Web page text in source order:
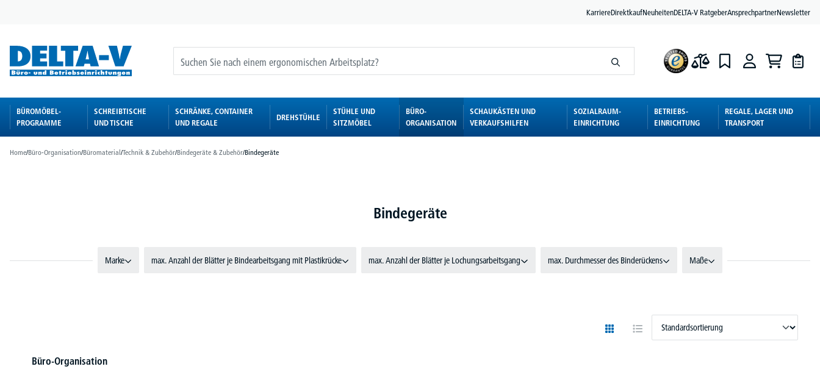
KarriereDirektkaufNeuheitenDELTA-V RatgeberAnsprechpartnerNewsletter
BÜROMÖBEL-
PROGRAMME
SCHREIBTISCHE
UND TISCHE
SCHRÄNKE, CONTAINER
UND REGALE
DREHSTÜHLE
STÜHLE UND
SITZMÖBEL
BÜRO-
ORGANISATION
SCHAUKÄSTEN UND
VERKAUFSHILFEN
SOZIALRAUM-
EINRICHTUNG
BETRIEBS-
EINRICHTUNG
REGALE, LAGER UND
TRANSPORT
Home/Büro-Organisation/Büromaterial/Technik & Zubehör/Bindegeräte & Zubehör/Bindegeräte
Bindegeräte
Marke max. Anzahl der Blätter je Bindearbeitsgang mit Plastikrücke max. Anzahl der Blätter je Lochungsarbeitsgang max. Durchmesser des Binderückens Maße
Büro-Organisation